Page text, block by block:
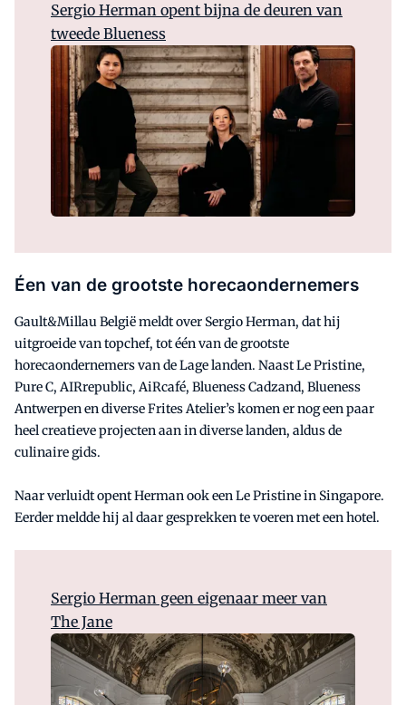
Sergio Herman opent bijna de deuren van
tweede Blueness
Éen van de grootste horecaondernemers
Gault&Millau België meldt over Sergio Herman, dat hij
uitgroeide van topchef, tot één van de grootste
horecaondernemers van de Lage landen. Naast Le Pristine,
Pure C, AIRrepublic, AiRcafé, Blueness Cadzand, Blueness
Antwerpen en diverse Frites Atelier’s komen er nog een paar
heel creatieve projecten aan in diverse landen, aldus de
culinaire gids.
Naar verluidt opent Herman ook een Le Pristine in Singapore.
Eerder meldde hij al daar gesprekken te voeren met een hotel.
Sergio Herman geen eigenaar meer van
The Jane